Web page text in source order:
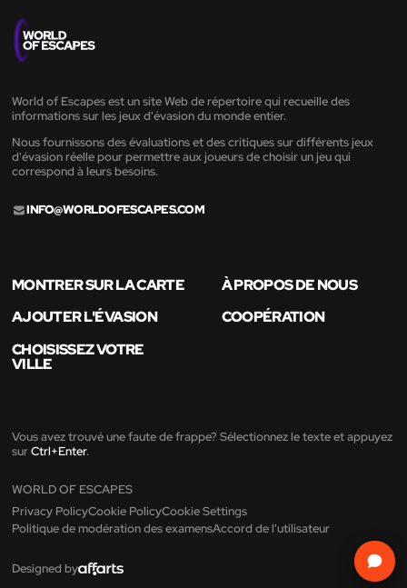
World of Escapes est un site Web de répertoire qui recueille des
informations sur les jeux d'évasion du monde entier.
Nous fournissons des évaluations et des critiques sur différents jeux
d'évasion réelle pour permettre aux joueurs de choisir un jeu qui
correspond à leurs besoins.
INFO@WORLDOFESCAPES.COM
MONTRER SUR LA CARTE
À PROPOS DE NOUS
AJOUTER L'ÉVASION
COOPÉRATION
CHOISISSEZ VOTRE
VILLE
Vous avez trouvé une faute de frappe? Sélectionnez le texte et appuyez
surCtrl+Enter.
WORLD OF ESCAPES
Privacy PolicyCookie PolicyCookie Settings
Politique de modération des examensAccord de l'utilisateur
Designed by